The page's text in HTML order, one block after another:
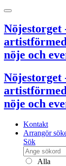
Nöjestorget
nöje och
Nöjestorget
nöje och
Kontakt
Arrangör
Sök
Alla